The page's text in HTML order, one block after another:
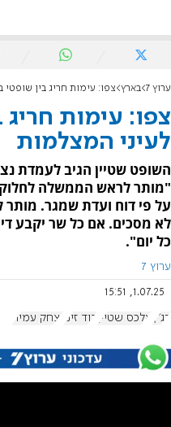
ערוץ 7 בארץ צפו: עימות חריג בין
צפו: עימות
לעיני המצלמות
השופט שטיין הגיב לעמדת
"מותר לראש הממשלה
על פי דוח ועדת שמגר. מותר
לא מסכים. אם כל שר יקבע
כל יום".
ערוץ 7
1.07.25, 15:51
בג"ץ אלכס שטיין דוד זיני יצחק עמית